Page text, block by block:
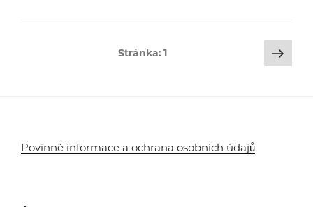
Stránka:1
Povinné informace a ochrana osobních údajů